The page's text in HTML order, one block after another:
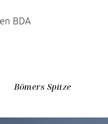
Bömers Spitze